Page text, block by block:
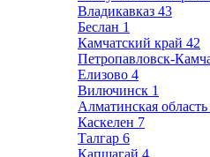
Владикавказ 43
Беслан 1
Камчатский край 42
Петропавловск-
Елизово 4
Вилючинск 1
Алматинская область
Каскелен 7
Талгар 6
Капшагай 4